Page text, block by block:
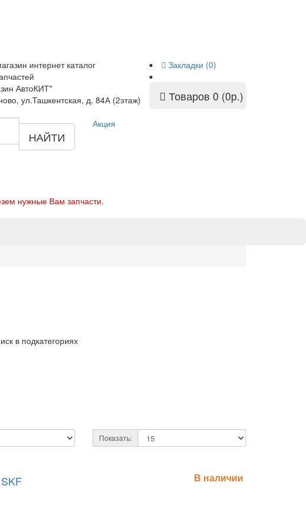
интернет каталог
АвтоКИТ"
ул.Ташкентская, д. 84А (2этаж)
Закладки (0)
Товаров 0 (0р.)
НАЙТИ
Акция
нужные Вам запчасти.
в подкатегориях
Показать:
В наличии